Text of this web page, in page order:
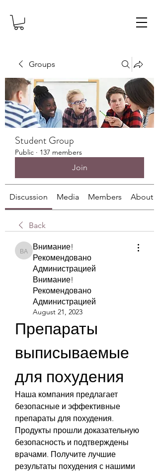
Groups
Student Group
Public · 137 members
Join
Discussion Media Members About
Back
Внимание! Рекомендовано Администрацией
Внимание!
Рекомендовано
Администрацией
Внимание!
Рекомендовано
Администрацией
August 21, 2023
Препараты
выписываемые
для похудения
Наша компания предлагает
безопасные и эффективные
препараты для похудения.
Продукты прошли доказательную
безопасность и подтверждены
врачами. Получите лучшие
результаты похудения с нашими